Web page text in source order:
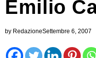
Emilio
by RedazioneSettembre 6, 2007